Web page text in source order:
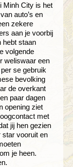
Minh City is het
auto’s en
zekere
aan je voorbij
hebt staan
volgende
weliswaar een
se gebruik
bevolking
de overkant
paar dagen
opening ziet
met
jij hen gezien
star vooruit en
je heen.